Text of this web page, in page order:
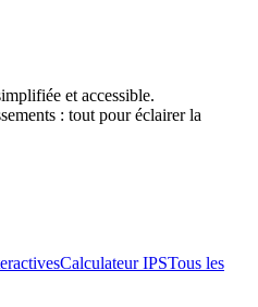
et accessible.
: tout pour éclairer la
Calculateur IPSTous les